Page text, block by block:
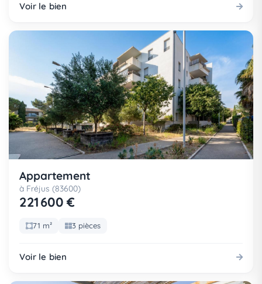
Voir le bien
Appartement
à Fréjus (83600)
221 600 €
71 m² 3 pièces
Voir le bien